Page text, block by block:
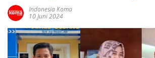
Indonesia Koma
10 Juni 2024